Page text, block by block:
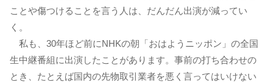
ことや傷つけることを言う人は、だんだん出演が減ってい
く。
私も、30年ほど前にNHKの朝「おはようニッポン」の全国
生中継番組に出演したことがあります。事前の打ち合わせの
とき、たとえば国内の先物取引業者を悪く言ってはいけない